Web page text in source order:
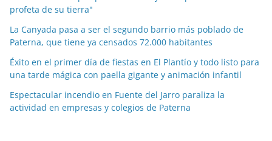
m
e
s
e
s
profeta de su tierra"
La Canyada pasa a ser el segundo barrio más poblado de
Paterna, que tiene ya censados 72.000 habitantes
Éxito en el primer día de fiestas en El Plantío y todo listo para
una tarde mágica con paella gigante y animación infantil
Espectacular incendio en Fuente del Jarro paraliza la
actividad en empresas y colegios de Paterna